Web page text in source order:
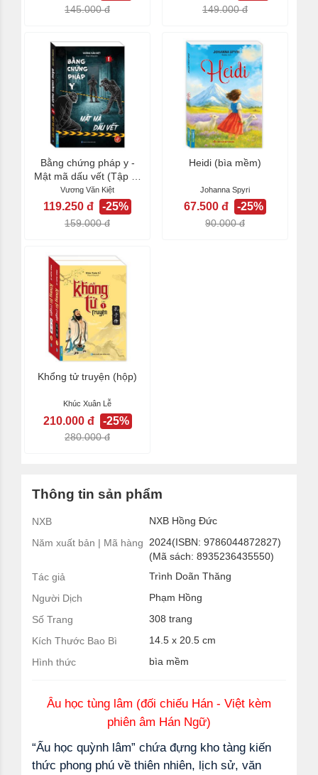
145.000 đ 149.000 đ
Bằng chứng pháp y -
Mật mã dấu vết (Tập 1)
(Sách bản quyền)
Vương Văn Kiệt
119.250 đ -25%
159.000 đ
Heidi (bìa mềm)
Johanna Spyri
67.500 đ -25%
90.000 đ
Khổng tử truyện (hộp)
Khúc Xuân Lễ
210.000 đ -25%
280.000 đ
Thông tin sản phẩm
NXB
NXB Hồng Đức
Năm xuất bản | Mã hàng 2024(ISBN: 9786044872827)
(Mã sách: 8935236435550)
Tác giả
Trình Doãn Thăng
Người Dịch
Phạm Hồng
Số Trang
308 trang
Kích Thước Bao Bì
14.5 x 20.5 cm
Hình thức
bìa mềm
Âu học tùng lâm (đối chiếu Hán - Việt kèm
phiên âm Hán Ngữ)
“Ấu học quỳnh lâm” chứa đựng kho tàng kiến
thức phong phú về thiên nhiên, lịch sử, văn